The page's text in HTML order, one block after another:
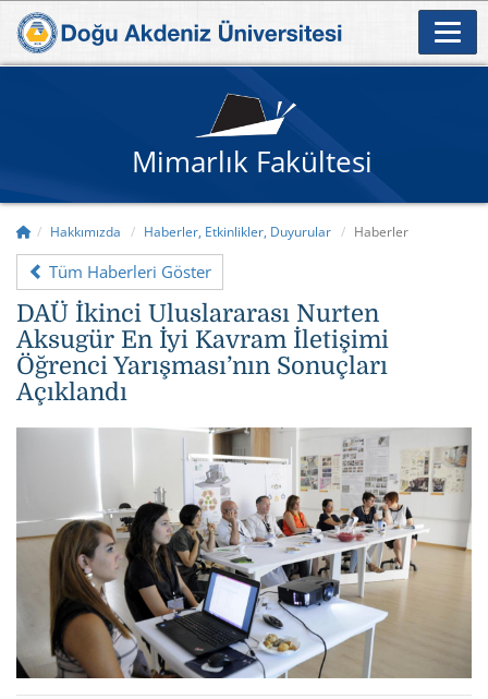
Mimarlık Fakültesi
Hakkımızda Haberler, Etkinlikler, Duyurular Haberler
Tüm Haberleri Göster
DAÜ İkinci Uluslararası Nurten
Aksugür En İyi Kavram İletişimi
Öğrenci Yarışması’nın Sonuçları
Açıklandı